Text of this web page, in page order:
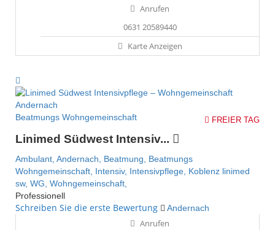
Anrufen
0631 20589440
Karte Anzeigen
Beatmungs Wohngemeinschaft FREIER TAG
Linimed Südwest Intensiv...
Ambulant, Andernach, Beatmung, Beatmungs
Wohngemeinschaft, Intensiv, Intensivpflege, Koblenz linimed
sw, WG, Wohngemeinschaft,
Professionell
Schreiben Sie die erste Bewertung Andernach
Anrufen